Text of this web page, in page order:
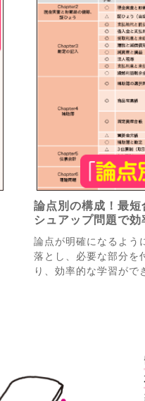
論点別の構成！最短
シュアップ問題で効
論点が明確になるよう
落とし、必要な部分を
り、効率的な学習がで